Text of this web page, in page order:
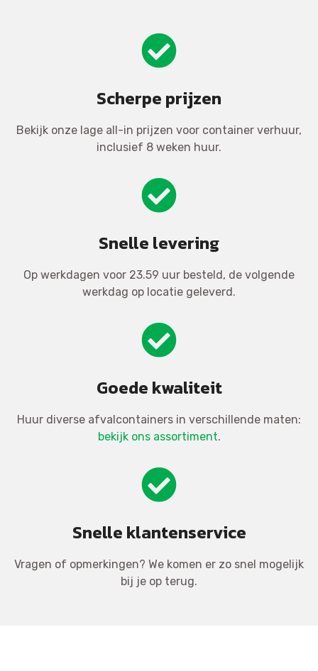
Scherpe prijzen
Bekijk onze lage all-in prijzen voor container verhuur,
inclusief 8 weken huur.
Snelle levering
Op werkdagen voor 23.59 uur besteld, de volgende
werkdag op locatie geleverd.
Goede kwaliteit
Huur diverse afvalcontainers in verschillende maten:
bekijk ons assortiment.
Snelle klantenservice
Vragen of opmerkingen? We komen er zo snel mogelijk
bij je op terug.